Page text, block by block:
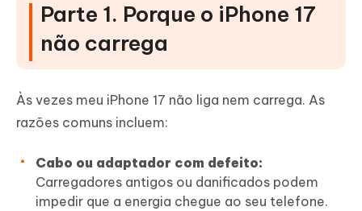
Parte 5. Perguntas frequentes sobre o
iPhone 17 não está carregando
Parte 1. Porque o iPhone 17
não carrega
Às vezes meu iPhone 17 não liga nem carrega. As
razões comuns incluem:
Cabo ou adaptador com defeito:
Carregadores antigos ou danificados podem
impedir que a energia chegue ao seu telefone.